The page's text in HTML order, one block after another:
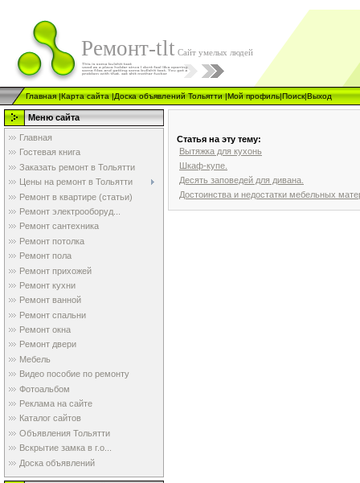
Ремонт-tlt Сайт умелых людей
Главная|Карта сайта|Доска объявлений Тольятти|Мой профиль|Поиск|Выход
Меню сайта
Главная
Гостевая книга
Заказать ремонт в Тольятти
Цены на ремонт в Тольятти
Ремонт в квартире (статьи)
Ремонт электрооборуд...
Ремонт сантехника
Ремонт потолка
Ремонт пола
Ремонт прихожей
Ремонт кухни
Ремонт ванной
Ремонт спальни
Ремонт окна
Ремонт двери
Мебель
Видео пособие по ремонту
Фотоальбом
Реклама на сайте
Каталог сайтов
Объявления Тольятти
Вскрытие замка в г.о...
Доска объявлений
Статья на эту тему:
Вытяжка для кухонь
Шкаф-купе.
Десять заповедей для дивана.
Достоинства и недостатки мебельных